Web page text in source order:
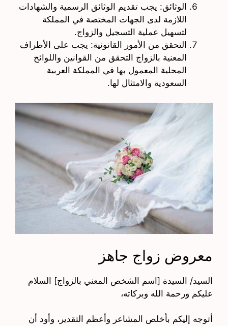
الوثائق: يجب تقديم الوثائق الرسمية والشهادات
اللازمة لدى الجهات المختصة في المملكة
لتسهيل عملية التسجيل والزواج.
التحقق من الأمور القانونية: يجب على الأطراف
المعنية بالزواج التحقق من القوانين واللوائح
المحلية المعمول بها في المملكة العربية
السعودية والامتثال لها.
معروض زواج جاهز
السيد/ السيدة [اسم الشخص المعني بالزواج] السلام
عليكم ورحمة الله وبركاته،
أتوجه إليكم بأخلص المشاعر وأعظم التقدير، وأود أن